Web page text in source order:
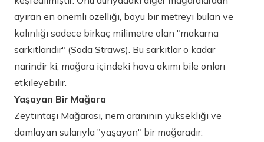
ayıran en önemli özelliği, boyu bir metreyi bulan ve
kalınlığı sadece birkaç milimetre olan "makarna
sarkıtlarıdır" (Soda Straws). Bu sarkıtlar o kadar
narindir ki, mağara içindeki hava akımı bile onları
etkileyebilir.
Yaşayan Bir Mağara
Zeytintaşı Mağarası, nem oranının yüksekliği ve
damlayan sularıyla "yaşayan" bir mağaradır.